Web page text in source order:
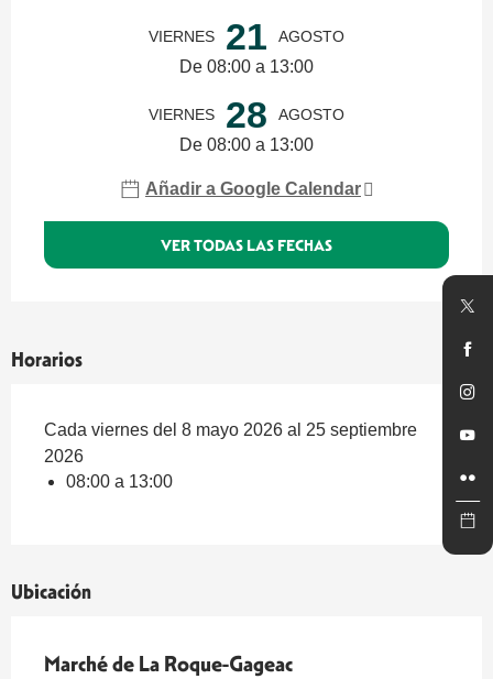
VIERNES 21 AGOSTO
De 08:00 a 13:00
VIERNES 28 AGOSTO
De 08:00 a 13:00
Añadir a Google Calendar
VER TODAS LAS FECHAS
Horarios
Cada viernes del 8 mayo 2026 al 25 septiembre
2026
08:00 a 13:00
Ubicación
Marché de La Roque-Gageac